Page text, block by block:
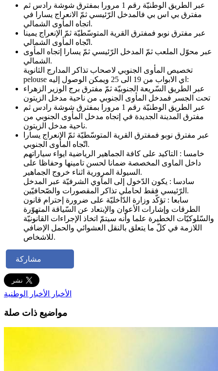
عبر الطريق الوطنيّة رقم 1 مرورا بمفترق شوشة رادس ثم
مفترق بي اس بي فالمدخل الرّئيسي ثمّ الانعراج يسارا في
اتجاه المأوى الشمالي.
عبر مفترق نوبو فمفترق القرية المتوسّطيّة ثمّ الإنعراج يمينا
اتّجاه المأوى الشمالي.
عبر محوّل الملعب ثمّ المدخل الرّئيسي ثمّ يسارا إتجاه المأوى
الشمالي.
تخصيص المأوى الجنوبي لاصحاب تذاكر المدارج الثانوية
pelouse اي الابواب من 19 الى 25 ويمكن الوصول إليه:
عبر الطريق السّريعة الجنوبيّة ثمّ مفترق برج الوزير الزهراء
تحت الجسر فمدخل المأوى الجنوبي من ناحية مدخل الزيتون
عبر الطريق الوطنيّة رقم 1 مرورا بمفترق شوشة رادس ثم
مفترق المدينة الجديدة في إتجاه مدخل المأوى الجنوبي من
ناحية مدخل الزيتون.
عبر مفترق نوبو فمفترق القرية المتوسّطيّة ثمّ الإنعراج يسارا
اتّجاه المأوى الجنوبي.
خامسا : التاكيد على كافة الجماهير الرياضية ايواء سياراتهم
داخل الماوى المخصصة ضمانا لحسن تامينها وحفاظا على
السيولة المرورية اثناء خروج الجماهير.
سادسا : يكون الدّخول إلى المآوي الشرفيّة عبر المدخل
الرّئيسي فقط لحاملي تذاكر المقصورات والصّحافيّين.
سابعا : تؤكّد وزارة الدّاخليّة على ضرورة إحترام قانون
الطرقات وإشارات الأعوان والإبتعاد عن السّياقة المتهوّرة
والسّلوكيّات الخطيرة علما وأنه سيتمّ اتخاذ الإجراءات القانونيّة
اللازمة في كلّ ما يتعلق بالنقل العشوائي والحمل الإضافي
للاشخاص.
مشاركة
الأخبار الأخبار الوطنية
مواضيع ذات صلة